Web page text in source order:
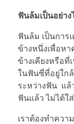
ฟันล้มเป็นอย่าง
ฟันล้ม เป็นการ
ข้างหนึ่งเพื่อห
ข้างเคียงหรือที่
ในฟันซี่ที่อยู่ใก
ระหว่างฟัน แล้
ฟันแล้ว ไม่ได้ใ
เราต้องทำคว